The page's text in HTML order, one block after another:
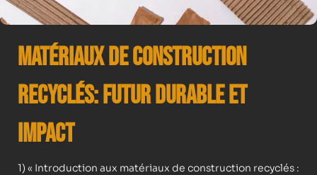
Matériaux de Construction
Recyclés: Futur Durable et
Impact
1) « Introduction aux matériaux de construction recyclés :